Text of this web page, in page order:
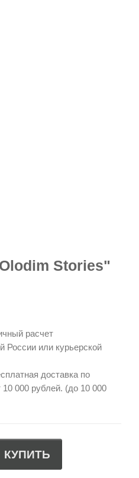
Stories"
расчет
России или курьерской
доставка по
000 рублей. (до 10 000
КУПИТЬ